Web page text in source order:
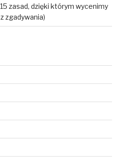
zasad, dzięki którym wycenimy
zgadywania)